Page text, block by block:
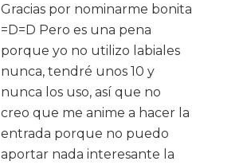
Gracias por nominarme bonita
=D=D Pero es una pena
porque yo no utilizo labiales
nunca, tendré unos 10 y
nunca los uso, así que no
creo que me anime a hacer la
entrada porque no puedo
aportar nada interesante la